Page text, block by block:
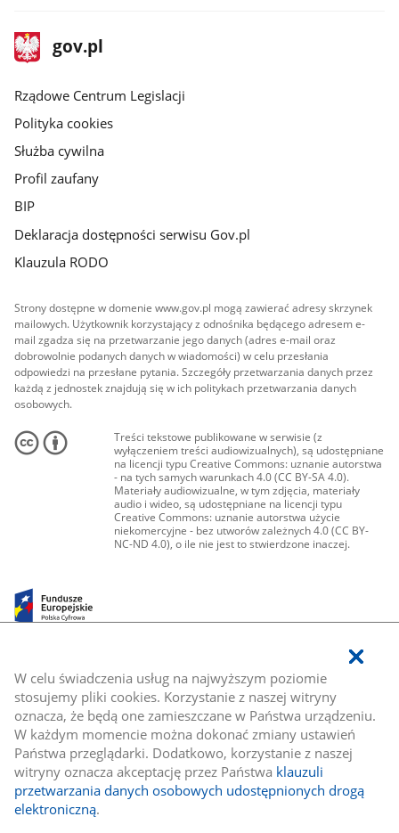
W celu świadczenia usług na najwyższym poziomie
stosujemy pliki cookies. Korzystanie z naszej witryny
oznacza, że będą one zamieszczane w Państwa urządzeniu.
W każdym momencie można dokonać zmiany ustawień
Państwa przeglądarki. Dodatkowo, korzystanie z naszej
witryny oznacza akceptację przez Państwa klauzuli
przetwarzania danych osobowych udostępnionych drogą
elektroniczną.
stopka
gov.plStrona
gov.pl
Rządowe Centrum Legislacji
Polityka cookies
Służba cywilna
Profil zaufany
BIP
Deklaracja dostępności serwisu Gov.pl
Klauzula RODO
Strony dostępne w domenie www.gov.pl mogą zawierać adresy skrzynek
mailowych. Użytkownik korzystający z odnośnika będącego adresem e-
mail zgadza się na przetwarzanie jego danych (adres e-mail oraz
dobrowolnie podanych danych w wiadomości) w celu przesłania
odpowiedzi na przesłane pytania. Szczegóły przetwarzania danych przez
każdą z jednostek znajdują się w ich politykach przetwarzania danych
osobowych.
Treści tekstowe publikowane w serwisie (z
wyłączeniem treści audiowizualnych), są udostępniane
na licencji typu Creative Commons: uznanie autorstwa
- na tych samych warunkach 4.0 (CC BY-SA 4.0).
Materiały audiowizualne, w tym zdjęcia, materiały
audio i wideo, są udostępniane na licencji typu
Creative Commons: uznanie autorstwa użycie
niekomercyjne - bez utworów zależnych 4.0 (CC BY-
NC-ND 4.0), o ile nie jest to stwierdzone inaczej.